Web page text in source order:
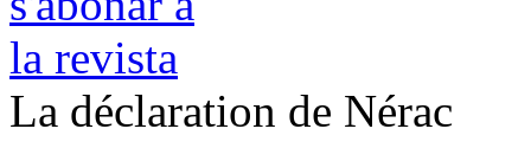
La déclaration de Nérac